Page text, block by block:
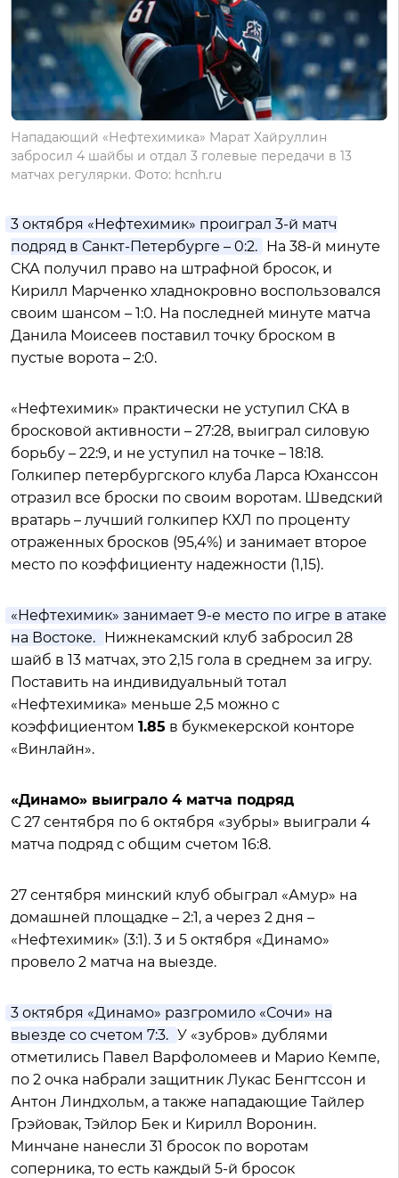
Нападающий «Нефтехимика» Марат Хайруллин
забросил 4 шайбы и отдал 3 голевые передачи в 13
матчах регулярки. Фото: hcnh.ru
3 октября «Нефтехимик» проиграл 3-й матч
подряд в Санкт-Петербурге – 0:2. На 38-й минуте
СКА получил право на штрафной бросок, и
Кирилл Марченко хладнокровно воспользовался
своим шансом – 1:0. На последней минуте матча
Данила Моисеев поставил точку броском в
пустые ворота – 2:0.
«Нефтехимик» практически не уступил СКА в
бросковой активности – 27:28, выиграл силовую
борьбу – 22:9, и не уступил на точке – 18:18.
Голкипер петербургского клуба Ларса Юханссон
отразил все броски по своим воротам. Шведский
вратарь – лучший голкипер КХЛ по проценту
отраженных бросков (95,4%) и занимает второе
место по коэффициенту надежности (1,15).
«Нефтехимик» занимает 9-е место по игре в атаке
на Востоке. Нижнекамский клуб забросил 28
шайб в 13 матчах, это 2,15 гола в среднем за игру.
Поставить на индивидуальный тотал
«Нефтехимика» меньше 2,5 можно с
коэффициентом 1.85 в букмекерской конторе
«Винлайн».
«Динамо» выиграло 4 матча подряд
С 27 сентября по 6 октября «зубры» выиграли 4
матча подряд с общим счетом 16:8.
27 сентября минский клуб обыграл «Амур» на
домашней площадке – 2:1, а через 2 дня –
«Нефтехимик» (3:1). 3 и 5 октября «Динамо»
провело 2 матча на выезде.
3 октября «Динамо» разгромило «Сочи» на
выезде со счетом 7:3. У «зубров» дублями
отметились Павел Варфоломеев и Марио Кемпе,
по 2 очка набрали защитник Лукас Бенгтссон и
Антон Линдхольм, а также нападающие Тайлер
Грэйовак, Тэйлор Бек и Кирилл Воронин.
Минчане нанесли 31 бросок по воротам
соперника, то есть каждый 5-й бросок